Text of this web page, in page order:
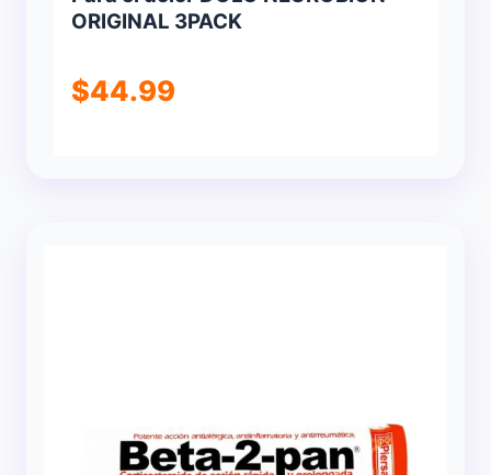
ORIGINAL 3PACK
$44.99